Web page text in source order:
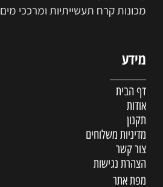
מכונות קרח תעשייתיות ומרככי מים
מידע
דף הבית
אודות
תקנון
מדיניות משלוחים
צור קשר
הצהרת נגישות
מפת אתר